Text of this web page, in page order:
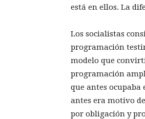
está en ellos. La
Los socialistas
programación
modelo que
programación
que antes ocupaba
antes era motivo
por obligación y